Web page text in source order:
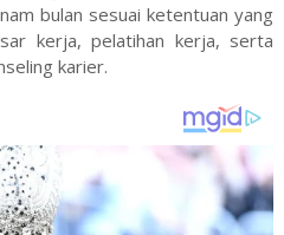
bulan sesuai ketentuan yang
kerja, pelatihan kerja, serta
karier.